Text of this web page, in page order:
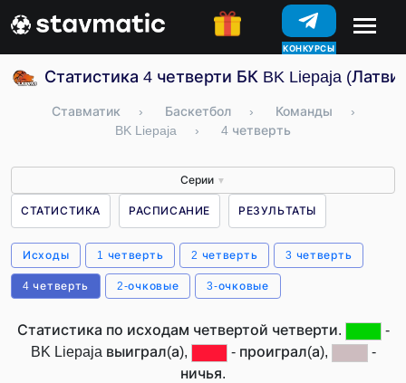
КОНКУРСЫ
Статистика 4 четверти БК BK Liepaja
Ставматик › Баскетбол › Команды
›
BK Liepaja
› 4 четверть
Серии ▼
СТАТИСТИКА РАСПИСАНИЕ РЕЗУЛЬТАТЫ
Исходы 1 четверть 2 четверть 3 четверть
4 четверть 2-очковые 3-очковые
Статистика по исходам четвертой четверти.
-
BK Liepaja выиграл(а),
- проиграл(а),
-
ничья.